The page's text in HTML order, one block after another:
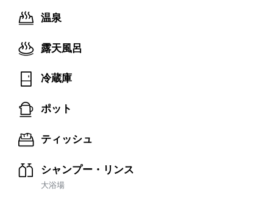
温泉
露天風呂
冷蔵庫
ポット
ティッシュ
シャンプー・リンス
大浴場